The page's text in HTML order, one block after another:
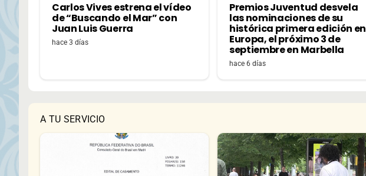
Carlos Vives estrena el vídeo
de “Buscando el Mar” con
Juan Luis Guerra
hace 3 días
Premios Juventud desvela
las nominaciones de su
histórica primera edición en
Europa, el próximo 3 de
septiembre en Marbella
hace 6 días
A TU SERVICIO